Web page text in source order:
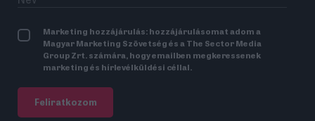
Marketing hozzájárulás: hozzájárulásomat adom a
Magyar Marketing Szövetség és a The Sector Media
Group Zrt. számára, hogy emailben megkeressenek
marketing és hírlevélküldési céllal.
Feliratkozom